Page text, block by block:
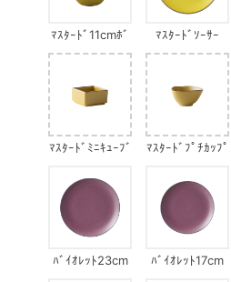
ﾏｽﾀｰﾄﾞ11cmﾎﾞ
ｳﾙ
ﾏｽﾀｰﾄﾞｿｰｻｰ
ﾏｽﾀｰﾄﾞﾐﾆｷｭｰﾌﾞ
ﾏｽﾀｰﾄﾞﾌﾟﾁｶｯﾌﾟ
ﾊﾞｲｵﾚｯﾄ23cm
ﾊﾞｲｵﾚｯﾄ17cm